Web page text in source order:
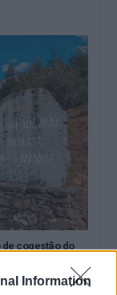
Information
cogestão do
a prestação